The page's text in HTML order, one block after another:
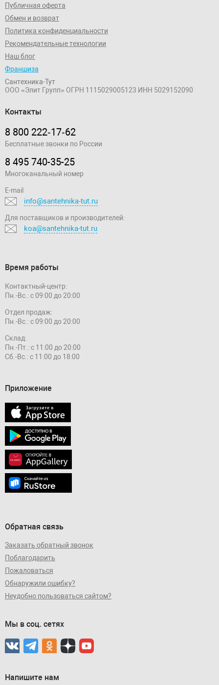
Публичная оферта
Обмен и возврат
Политика конфиденциальности
Рекомендательные технологии
Наш блог
Франшиза
Сантехника-Тут
ООО «Элит Групп» ОГРН 1115029005123 ИНН 5029152090
Контакты
8 800 222‑17‑62
Бесплатные звонки по России
8 495 740-35-25
Многоканальный номер
E-mail
info@santehnika-tut.ru
Для поставщиков и производителей:
koa@santehnika-tut.ru
Время работы
Контактный-центр:
Пн.-Вс.: с 09:00 до 20:00
Отдел продаж:
Пн.-Вс.: с 09:00 до 20:00
Склад:
Пн.-Пт.: с 11:00 до 20:00
Сб.-Вс.: с 11:00 до 18:00
Приложение
Обратная связь
Заказать обратный звонок
Поблагодарить
Пожаловаться
Обнаружили ошибку?
Неудобно пользоваться сайтом?
Мы в соц. сетях
Напишите нам